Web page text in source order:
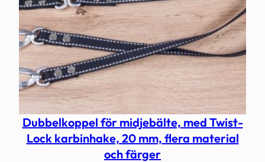
Dubbelkoppel för midjebälte, med Twist-
Lock karbinhake, 20 mm, flera material
och färger